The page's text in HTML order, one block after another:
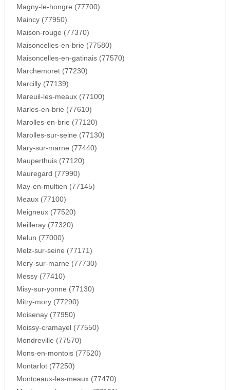
Magny-le-hongre (77700)
Maincy (77950)
Maison-rouge (77370)
Maisoncelles-en-brie (77580)
Maisoncelles-en-gatinais (77570)
Marchemoret (77230)
Marcilly (77139)
Mareuil-les-meaux (77100)
Marles-en-brie (77610)
Marolles-en-brie (77120)
Marolles-sur-seine (77130)
Mary-sur-marne (77440)
Mauperthuis (77120)
Mauregard (77990)
May-en-multien (77145)
Meaux (77100)
Meigneux (77520)
Meilleray (77320)
Melun (77000)
Melz-sur-seine (77171)
Mery-sur-marne (77730)
Messy (77410)
Misy-sur-yonne (77130)
Mitry-mory (77290)
Moisenay (77950)
Moissy-cramayel (77550)
Mondreville (77570)
Mons-en-montois (77520)
Montarlot (77250)
Montceaux-les-meaux (77470)